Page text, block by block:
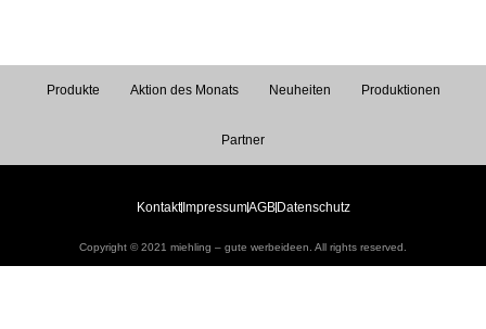
Produkte Aktion des Monats Neuheiten Produktionen
Partner
Kontakt ImpressumAGB Datenschutz
Copyright © 2021 miehling – gute werbeideen. All rights reserved.